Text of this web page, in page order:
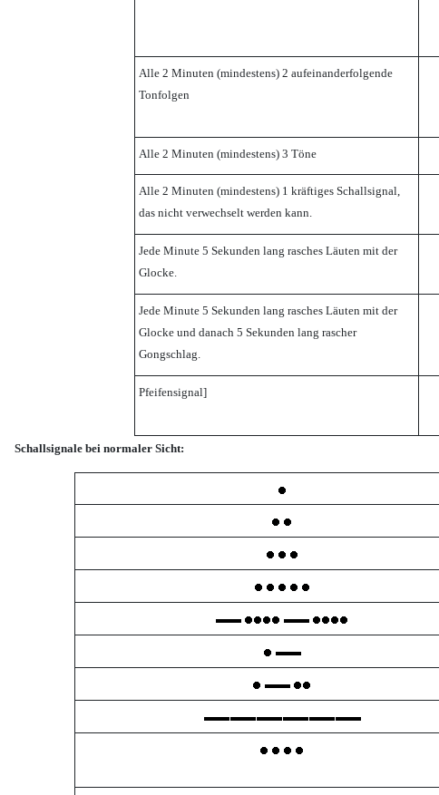
Alle 2 Minuten (mindestens) 2 aufeinanderfolgende
Tonfolgen
Alle 2 Minuten (mindestens) 3 Töne
Alle 2 Minuten (mindestens) 1 kräftiges Schallsignal,
das nicht verwechselt werden kann.
Jede Minute 5 Sekunden lang rasches Läuten mit der
Glocke.
Jede Minute 5 Sekunden lang rasches Läuten mit der
Glocke und danach 5 Sekunden lang rascher
Gongschlag.
Pfeifensignal]
Schallsignale bei normaler Sicht: